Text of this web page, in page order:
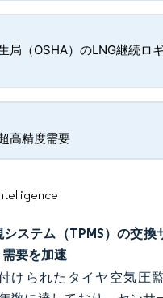
局（OSHA）のLNG継続ロ
高精度需要
ステム（TPMS）の交換
要を加速
けられたタイヤ空気圧